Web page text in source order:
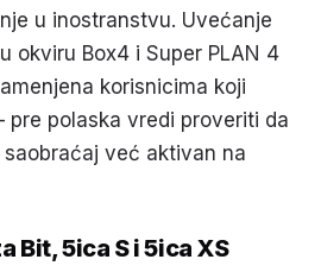
u inostranstvu. Uvećanje
okviru Box4 i Super PLAN 4
korisnicima koji
polaska vredi proveriti da
već aktivan na
Bit, 5ica S i 5ica XS